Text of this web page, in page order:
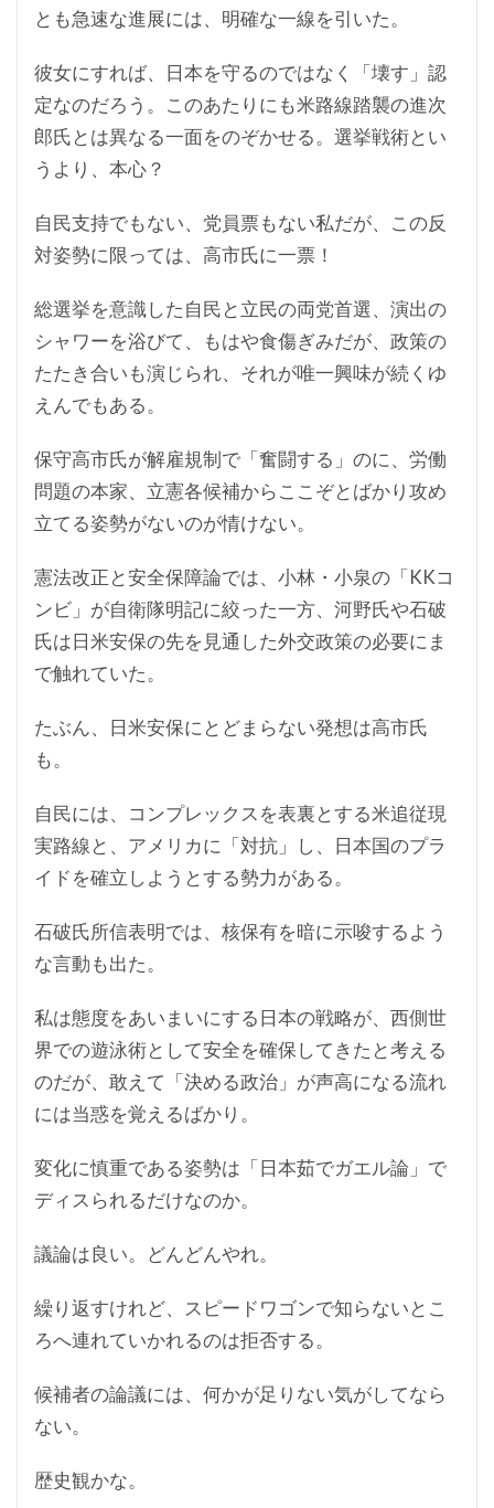
とも急速な進展には、明確な一線を引いた。
彼女にすれば、日本を守るのではなく「壊す」認
定なのだろう。このあたりにも米路線踏襲の進次
郎氏とは異なる一面をのぞかせる。選挙戦術とい
うより、本心？
自民支持でもない、党員票もない私だが、この反
対姿勢に限っては、高市氏に一票！
総選挙を意識した自民と立民の両党首選、演出の
シャワーを浴びて、もはや食傷ぎみだが、政策の
たたき合いも演じられ、それが唯一興味が続くゆ
えんでもある。
保守高市氏が解雇規制で「奮闘する」のに、労働
問題の本家、立憲各候補からここぞとばかり攻め
立てる姿勢がないのが情けない。
憲法改正と安全保障論では、小林・小泉の「KKコ
ンビ」が自衛隊明記に絞った一方、河野氏や石破
氏は日米安保の先を見通した外交政策の必要にま
で触れていた。
たぶん、日米安保にとどまらない発想は高市氏
も。
自民には、コンプレックスを表裏とする米追従現
実路線と、アメリカに「対抗」し、日本国のプラ
イドを確立しようとする勢力がある。
石破氏所信表明では、核保有を暗に示唆するよう
な言動も出た。
私は態度をあいまいにする日本の戦略が、西側世
界での遊泳術として安全を確保してきたと考える
のだが、敢えて「決める政治」が声高になる流れ
には当惑を覚えるばかり。
変化に慎重である姿勢は「日本茹でガエル論」で
ディスられるだけなのか。
議論は良い。どんどんやれ。
繰り返すけれど、スピードワゴンで知らないとこ
ろへ連れていかれるのは拒否する。
候補者の論議には、何かが足りない気がしてなら
ない。
歴史観かな。